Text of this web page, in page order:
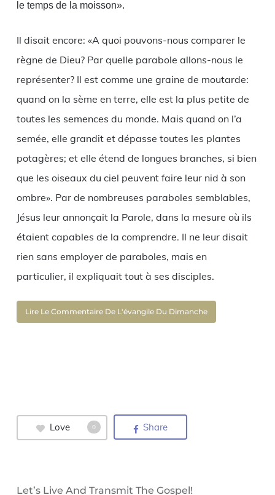
le temps de la moisson».
Il disait encore: «A quoi pouvons-nous comparer le
règne de Dieu? Par quelle parabole allons-nous le
représenter? Il est comme une graine de moutarde:
quand on la sème en terre, elle est la plus petite de
toutes les semences du monde. Mais quand on l’a
semée, elle grandit et dépasse toutes les plantes
potagères; et elle étend de longues branches, si bien
que les oiseaux du ciel peuvent faire leur nid à son
ombre». Par de nombreuses paraboles semblables,
Jésus leur annonçait la Parole, dans la mesure où ils
étaient capables de la comprendre. Il ne leur disait
rien sans employer de paraboles, mais en
particulier, il expliquait tout à ses disciples.
Lire Le Commentaire De L'évangile Du Dimanche
Love 0 Share
Let’s Live And Transmit The Gospel!